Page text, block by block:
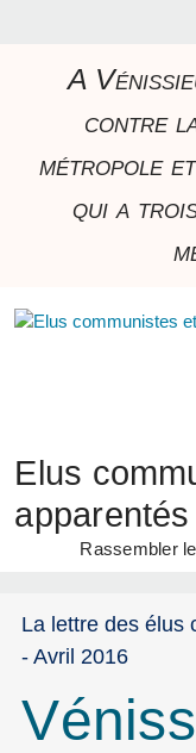
A
contre
métropole
qui a
Elus
Rassembler
La lettre des élus
- Avril 2016